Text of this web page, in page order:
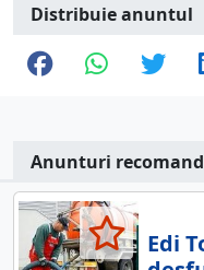
Distribuie anuntul
Anunturi
Edi